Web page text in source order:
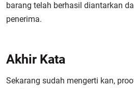
barang telah berhasil diantarkan
penerima.
Akhir Kata
Sekarang sudah mengerti kan,